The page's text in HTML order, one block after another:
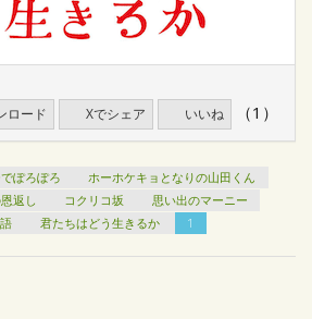
ロード Xでシェア いいね （1）
ぽろぽろ
ホーホケキョとなりの山田くん
返し コクリコ坂
思い出のマーニー
君たちはどう生きるか 1